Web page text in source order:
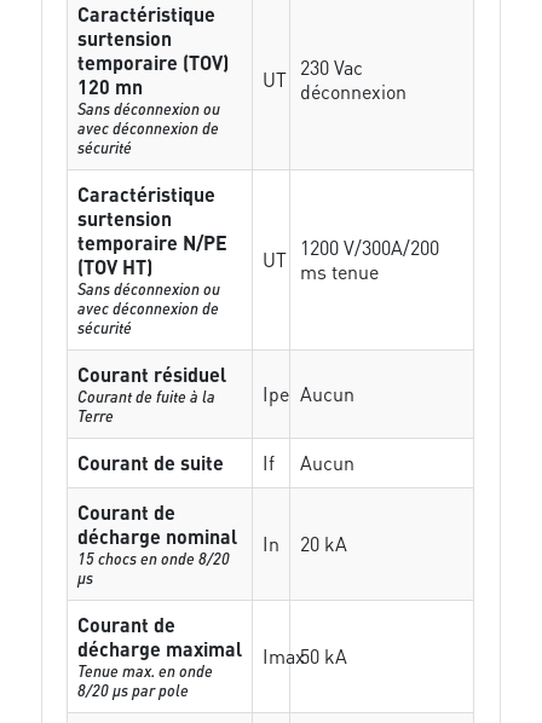
Caractéristique
surtension
temporaire (TOV)
120 mn
Sans déconnexion ou
avec déconnexion de
sécurité
UT 230 Vac
déconnexion
Caractéristique
surtension
temporaire N/PE
(TOV HT)
Sans déconnexion ou
avec déconnexion de
sécurité
UT
1200 V/300A/200
ms tenue
Courant résiduel
Courant de fuite à la
Terre
Ipe Aucun
Courant de suite If
Aucun
Courant de
décharge nominal
15 chocs en onde 8/20
µs
In 20 kA
Courant de
décharge maximal
Tenue max. en onde
8/20 µs par pole
Imax50 kA